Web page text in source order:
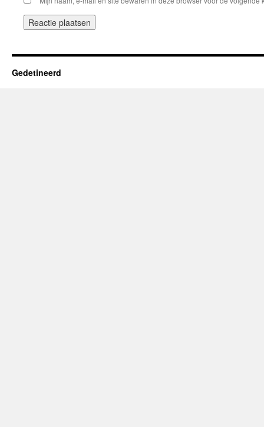
Gedetineerd